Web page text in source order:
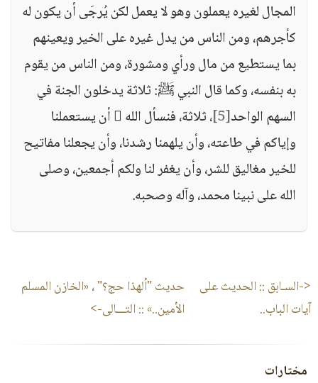
المجال لغيره يعملون وهو لا يعمل لكن يُرجَى أن يكون له
كأجرهم، ومن الناس من يدل غيره على الخير ويعينهم
بما يستطيع من مال ورأي ومشورة، ومن الناس من يقوم
به بنفسه، وكما قال النبي ﷺ: ثلاثة يدخلون الجنة في
السهم الواحد[5]
، ثلاثة، فنسأل الله  أن يستعملنا
وإياكم في طاعته، وأن يلهمنا رشدنا، وأن يجعلنا مفاتيح
للخير مغاليق للشر، وأن يغفر لنا ولكم أجمعين، وصلى
الله على نبينا محمد، وآله وصحبه.
<-السـابق ::الحديث على
آيات الباب..
حديث "ألهذا حج؟" ، «الخازن المسلم
الأمين..» :: التـــالى->
مختارات